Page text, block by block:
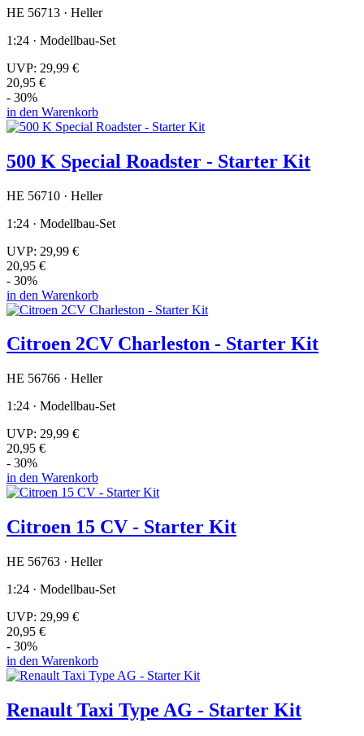
HE 56713 · Heller
1:24 · Modellbau-Set
UVP: 29,99 €
20,95 €
- 30%
in den Warenkorb
500 K Special Roadster - Starter Kit
HE 56710 · Heller
1:24 · Modellbau-Set
UVP: 29,99 €
20,95 €
- 30%
in den Warenkorb
Citroen 2CV Charleston - Starter Kit
HE 56766 · Heller
1:24 · Modellbau-Set
UVP: 29,99 €
20,95 €
- 30%
in den Warenkorb
Citroen 15 CV - Starter Kit
HE 56763 · Heller
1:24 · Modellbau-Set
UVP: 29,99 €
20,95 €
- 30%
in den Warenkorb
Renault Taxi Type AG - Starter Kit